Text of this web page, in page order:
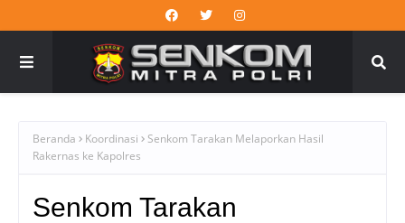
Beranda Koordinasi
Senkom Tarakan Melaporkan Hasil
Rakernas ke Kapolres
Senkom Tarakan